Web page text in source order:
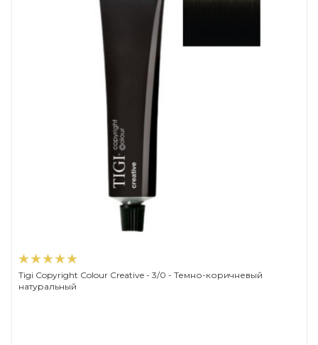
Tigi Copyright Сolour Creative - 3/0 - Темно-коричневый
натуральный